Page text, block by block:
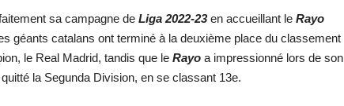
sa campagne de Liga 2022-23en accueillant le Rayo
géants catalans ont terminé à la deuxième place du classement
le Real Madrid, tandis que le Rayo a impressionné lors de son
la Segunda Division, en se classant 13e.